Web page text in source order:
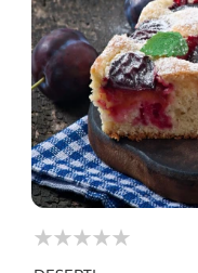


